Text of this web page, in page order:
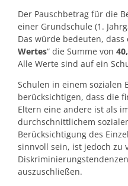
Der Pauschbetrag für die
einer Grundschule (1.
Das würde bedeuten, dass
Wertes“ die Summe von
Alle Werte sind auf ein
Schulen in einem sozialen
berücksichtigen, dass die
Eltern eine andere ist als
durchschnittlichem
Berücksichtigung des
sinnvoll sein, ist jedoch zu
auszuschließen.